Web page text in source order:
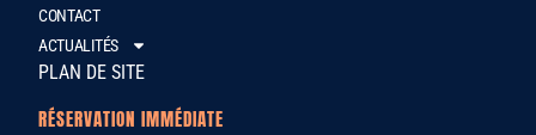
CONTACT
ACTUALITÉS
PLAN DE SITE
RÉSERVATION IMMÉDIATE